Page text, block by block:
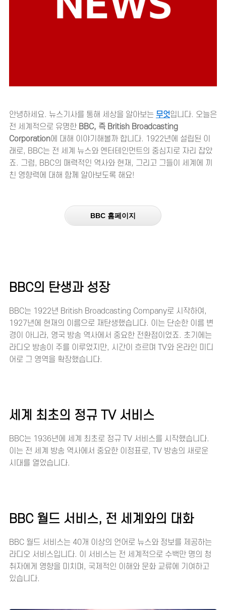
안녕하세요. 뉴스기사를 통해 세상을 알아보는 무엇입니다. 오늘은
전 세계적으로 유명한 BBC, 즉 British Broadcasting
Corporation에 대해 이야기해볼까 합니다. 1922년에 설립된 이
래로, BBC는 전 세계 뉴스와 엔터테인먼트의 중심지로 자리 잡았
죠. 그럼, BBC의 매력적인 역사와 현재, 그리고 그들이 세계에 끼
친 영향력에 대해 함께 알아보도록 해요!
BBC 홈페이지
BBC의 탄생과 성장
BBC는 1922년 British Broadcasting Company로 시작하여,
1927년에 현재의 이름으로 재탄생했습니다. 이는 단순한 이름 변
경이 아니라, 영국 방송 역사에서 중요한 전환점이었죠. 초기에는
라디오 방송이 주를 이루었지만, 시간이 흐르며 TV와 온라인 미디
어로 그 영역을 확장했습니다.
세계 최초의 정규 TV 서비스
BBC는 1936년에 세계 최초로 정규 TV 서비스를 시작했습니다.
이는 전 세계 방송 역사에서 중요한 이정표로, TV 방송의 새로운
시대를 열었습니다.
BBC 월드 서비스, 전 세계와의 대화
BBC 월드 서비스는 40개 이상의 언어로 뉴스와 정보를 제공하는
라디오 서비스입니다. 이 서비스는 전 세계적으로 수백만 명의 청
취자에게 영향을 미치며, 국제적인 이해와 문화 교류에 기여하고
있습니다.